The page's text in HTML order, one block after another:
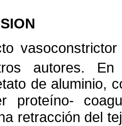
autores. En
de aluminio,
proteíno-
retracción del